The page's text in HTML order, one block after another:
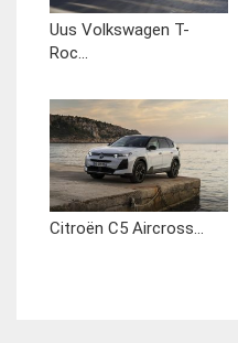
Uus Volkswagen T-
Roc...
Citroën C5 Aircross...